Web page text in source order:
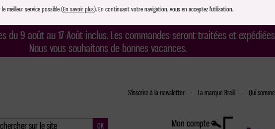
meilleur service possible (En savoir plus). En continuant votre navigation, vous en acceptez l'utilisation.
du 9 août au 17 Août inclus. Les commandes seront traitées et
Nous vous souhaitons de bonnes vacances.
S'inscrire à la newsletter - La marque Brelil - Qui
Mon compte